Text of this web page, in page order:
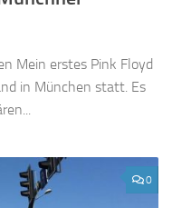
Mein erstes Pink Floyd
in München statt. Es
0